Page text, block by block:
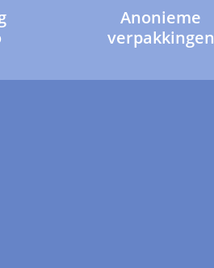
Anonieme
verpakkingen